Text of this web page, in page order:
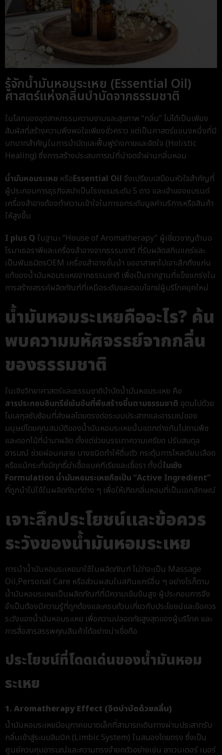
รู้จักน้ำมันหอมระเหย (Essential Oil)
ศาสตร์แห่งกลิ่นบำบัดจากธรรมชาติ
ในโลกของอุตสาหกรรมความงามและสุขภาพ “กลิ่น” ไม่ได้เป็นเพียง
สัมผัสที่สร้างความพึงพอใจเพียงชั่วคราว แต่เป็นศาสตร์แขนงหนึ่งที่มี
บทบาทสำคัญในการบำบัดและฟื้นฟูร่างกายและจิตใจ (Holistic
Healing) ซึ่งการสร้างประสบการณ์ที่น่าจดจำผ่านกลิ่นหอม
น้ำมันหอมระเหย หรือEssential Oil จึงเปรียบเสมือนหัวใจสำคัญที่
ผู้ประกอบการธุรกิจสปาเป็นโรงแรมระดับ 5 ดาว และเจ้าของแบรนด์
เครื่องสำอางต้องทำความเข้าใจในการยกระดับมูลค่าบริการหรือสินค้า
ให้สูงขึ้น
I plus Q ในฐานะ “House of Aromatherapy” ผู้เชี่ยวชาญด้านอ
โรมาเธอราพีและเครื่องสำอางจากธรรมชาติ ที่รับผลิตสกินแคร์และ
เป็นพันธมิตรOEM เครื่องสำอางชั้นนำ ขออาสาพาไปเจาะลึกถึงแก่น
แท้ของน้ำมันหอมระเหยจากธรรมชาติ เพื่อเป็นรากฐานที่แข็งแกร่งใน
การสร้างสรรค์ผลิตภัณฑ์ที่เหนือระดับและตอบโจทย์ผู้บริโภคยุคใหม่
น้ำมันหอมระเหยคืออะไร? ค้น
พบความมหัศจรรย์จากกลิ่น
ของธรรมชาติ
ในเชิงวิทยาศาสตร์และธรรมชาติบำบัดน้ำมันหอมระเหย คือ
สารประกอบอินทรีย์เข้มข้นที่พืชสร้างขึ้นตามธรรมชาติ อุดมไปด้วย
โมเลกุลซับซ้อนที่ส่งผลโดยตรงต่อระบบประสาทและอารมณ์ของ
มนุษย์โดยคุณสมบัติของน้ำมันหอมระเหยนั้นแตกต่างกันไปตามพืช
และดอกไม้ที่นำมาผลิต ตั้งแต่ช่วยบรรเทาความเครียด ปรับสมดุล
อารมณ์ ช่วยผ่อนคลาย บางชนิดทำให้ตื่นตัว กระตุ้นการไหลเวียนเลือด
หรือแม้กระทั่งมีฤทธิ์ฆ่าเชื้อแบคทีเรียและเชื้อรา ทั้งนี้ในเชิง
Formulation น้ำมันหอมระเหยถือเป็น “Active Ingredient”
ที่ถูกนำไปใช้ในผลิตภัณฑ์ต่าง ๆ เพื่อให้เกิดกลิ่นหอมที่เป็นเอกลักษณ์
เจาะลึกประโยชน์และข้อควร
ระวังของน้ำมันหอมระเหย
การนำน้ำมันหอมระเหยมาใช้ในผลิตภัณฑ์ ไม่ว่าจะเป็น Massage
Oil,Personal Care หรือส่วนผสมในสกินแคร์อื่น ๆ อย่างไรก็ตาม
น้ำมันหอมระเหยเป็นผลิตภัณฑ์ที่มีความเข้มข้นสูง ผู้ประกอบการจึง
จำเป็นต้องมีความรู้ที่ถูกต้องและครบถ้วนเกี่ยวกับประโยชน์และข้อควร
ระวังของน้ำมันหอมระเหย เพื่อความปลอดภัยสูงสุดของผู้บริโภค และ
การสื่อสารสรรพคุณสินค้าได้อย่างน่าเชื่อถือ
ประโยชน์ที่โดดเด่นของน้ำมันหอม
ระเหย
1. Aromatherapy Effect (จิตบำบัดด้วยกลิ่น)
น้ำมันหอมระเหยมีอนุภาคขนาดเล็กที่สามารถเดินทางผ่านประสาทรับ
กลิ่นเข้าสู่ระบบลิมบิก (Limbic System) ในสมองโดยตรง ซึ่งเป็น
ศูนย์ควบคุมอารมณ์และความทรงจำยกตัวอย่างเช่น ลาเวนเดอร์ เบอร์